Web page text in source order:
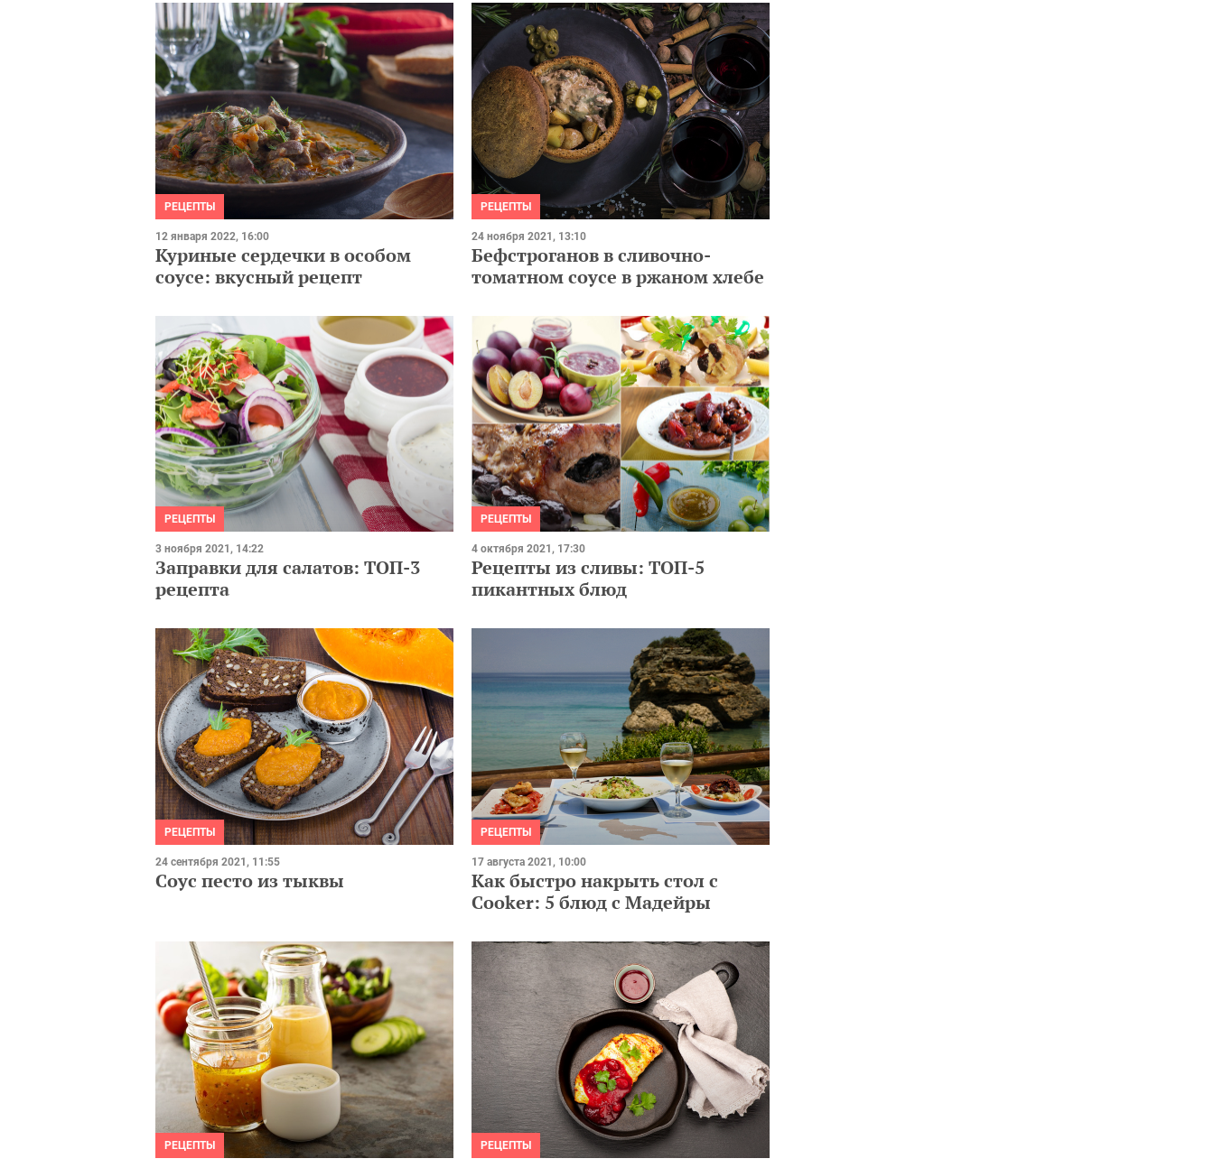
РЕЦЕПТЫ
12 января 2022, 16:00
Куриные сердечки в особом
соусе: вкусный рецепт
РЕЦЕПТЫ
24 ноября 2021, 13:10
Бефстроганов в сливочно-
томатном соусе в ржаном хлебе
РЕЦЕПТЫ
3 ноября 2021, 14:22
Заправки для салатов: ТОП-3
рецепта
РЕЦЕПТЫ
4 октября 2021, 17:30
Рецепты из сливы: ТОП-5
пикантных блюд
РЕЦЕПТЫ
24 сентября 2021, 11:55
Соус песто из тыквы
РЕЦЕПТЫ
17 августа 2021, 10:00
Как быстро накрыть стол с
Cooker: 5 блюд с Мадейры
РЕЦЕПТЫ РЕЦЕПТЫ